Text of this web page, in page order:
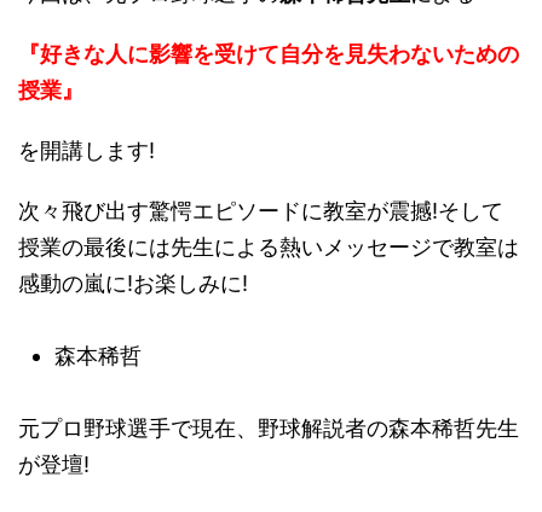
『好きな人に影響を受けて自分を見失わないための
授業』
を開講します!
次々飛び出す驚愕エピソードに教室が震撼!そして
授業の最後には先生による熱いメッセージで教室は
感動の嵐に!お楽しみに!
森本稀哲
元プロ野球選手で現在、野球解説者の森本稀哲先生
が登壇!